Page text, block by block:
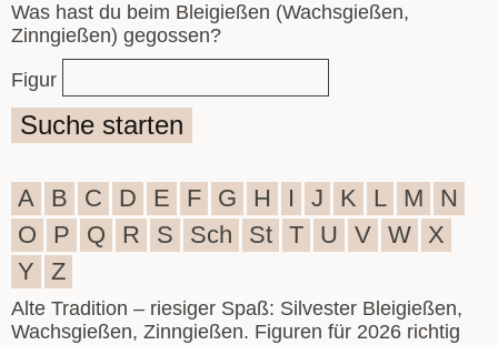
Was hast du beim Bleigießen (Wachsgießen,
Zinngießen) gegossen?
Figur
Suche starten
A B C D E F G H I J K L M
N
O
P Q R S Sch St T U V W X
Y
Z
Alte Tradition – riesiger Spaß: Silvester Bleigießen,
Wachsgießen, Zinngießen. Figuren für 2026 richtig